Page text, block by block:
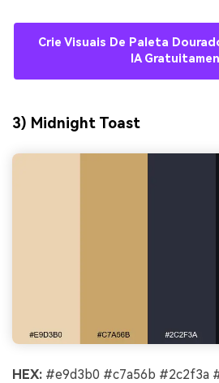
Crie Visuais De Paleta
IA
3) Midnight Toast
HEX: #e9d3b0 #c7a56b #2c2f3a